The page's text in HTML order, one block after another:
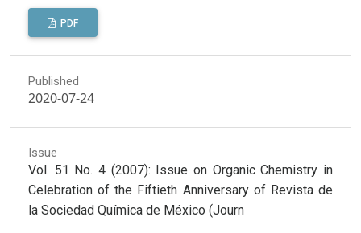
PDF
Published
2020-07-24
Issue
Vol. 51 No. 4 (2007): Issue on Organic Chemistry in
Celebration of the Fiftieth Anniversary of Revista de
la Sociedad Química de México (Journ